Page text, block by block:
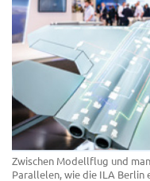
Zwischen Modellflug und
Parallelen, wie die ILA